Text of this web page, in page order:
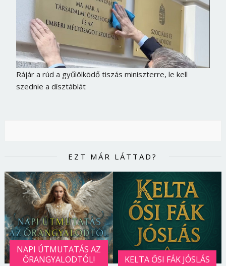
Rájár a rúd a gyűlölködő tiszás miniszterre, le kell
szednie a dísztáblát
EZT MÁR LÁTTAD?
NAPI ÚTMUTATÁS AZ
ŐRANGYALODTÓL!
KELTA ŐSI FÁK JÓSLÁS